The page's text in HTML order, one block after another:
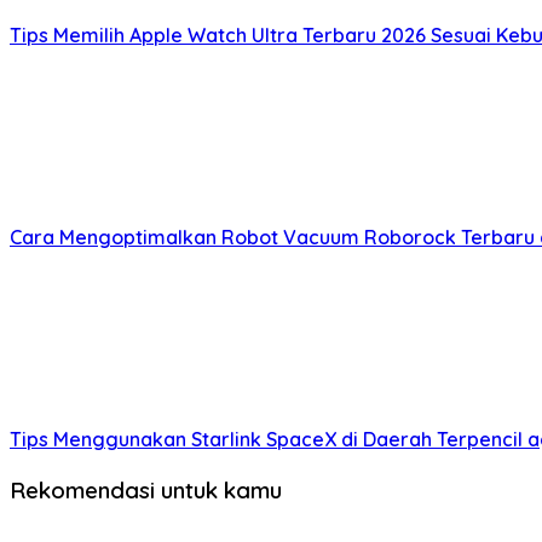
Tips Memilih Apple Watch Ultra Terbaru 2026 Sesuai
Cara Mengoptimalkan Robot Vacuum Roborock
Tips Menggunakan Starlink SpaceX di Daerah Terpencil
Rekomendasi untuk kamu